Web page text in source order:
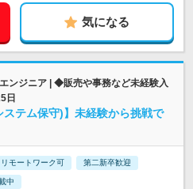
気になる
ンジニア | ◆販売や事務など未経験入
日
ステム保守)】未経験から挑戦で
リモートワーク可 第二新卒歓迎
中